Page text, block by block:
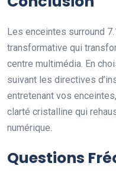
Les enceintes surround
transformative qui
centre multimédia. En
suivant les directives
entretenant vos
clarté cristalline qui
numérique.
Questions